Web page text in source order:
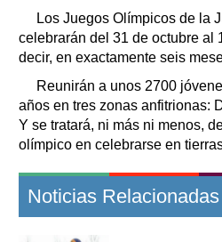
Los Juegos Olímpicos de la
celebrarán del 31 de octubre al
decir, en exactamente seis
Reunirán a unos 2700
años en tres zonas anfitrionas:
Y se tratará, ni más ni menos,
olímpico en celebrarse en
Noticias Relacionadas